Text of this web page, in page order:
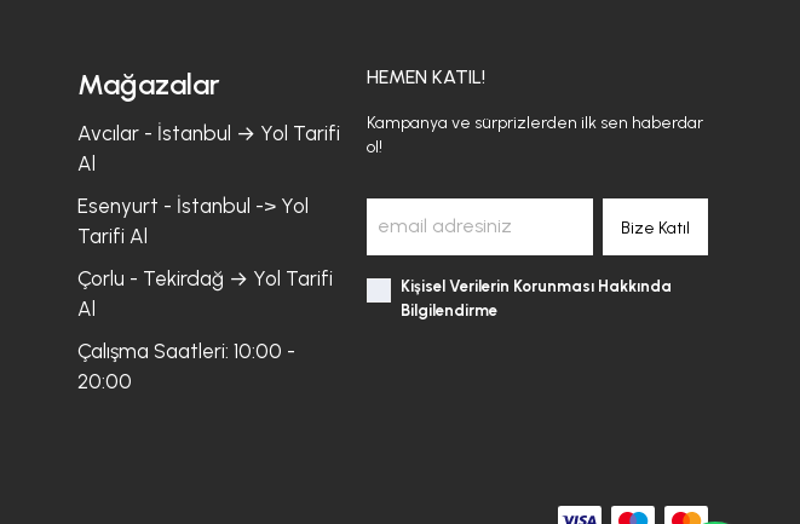
Mağazalar
Avcılar - İstanbul → Yol Tarifi
Al
Esenyurt - İstanbul -> Yol
Tarifi Al
Çorlu - Tekirdağ → Yol Tarifi
Al
Çalışma Saatleri: 10:00 -
20:00
HEMEN KATIL!
Kampanya ve sürprizlerden ilk sen haberdar
ol!
Bize Katıl
Kişisel Verilerin Korunması Hakkında
Bilgilendirme